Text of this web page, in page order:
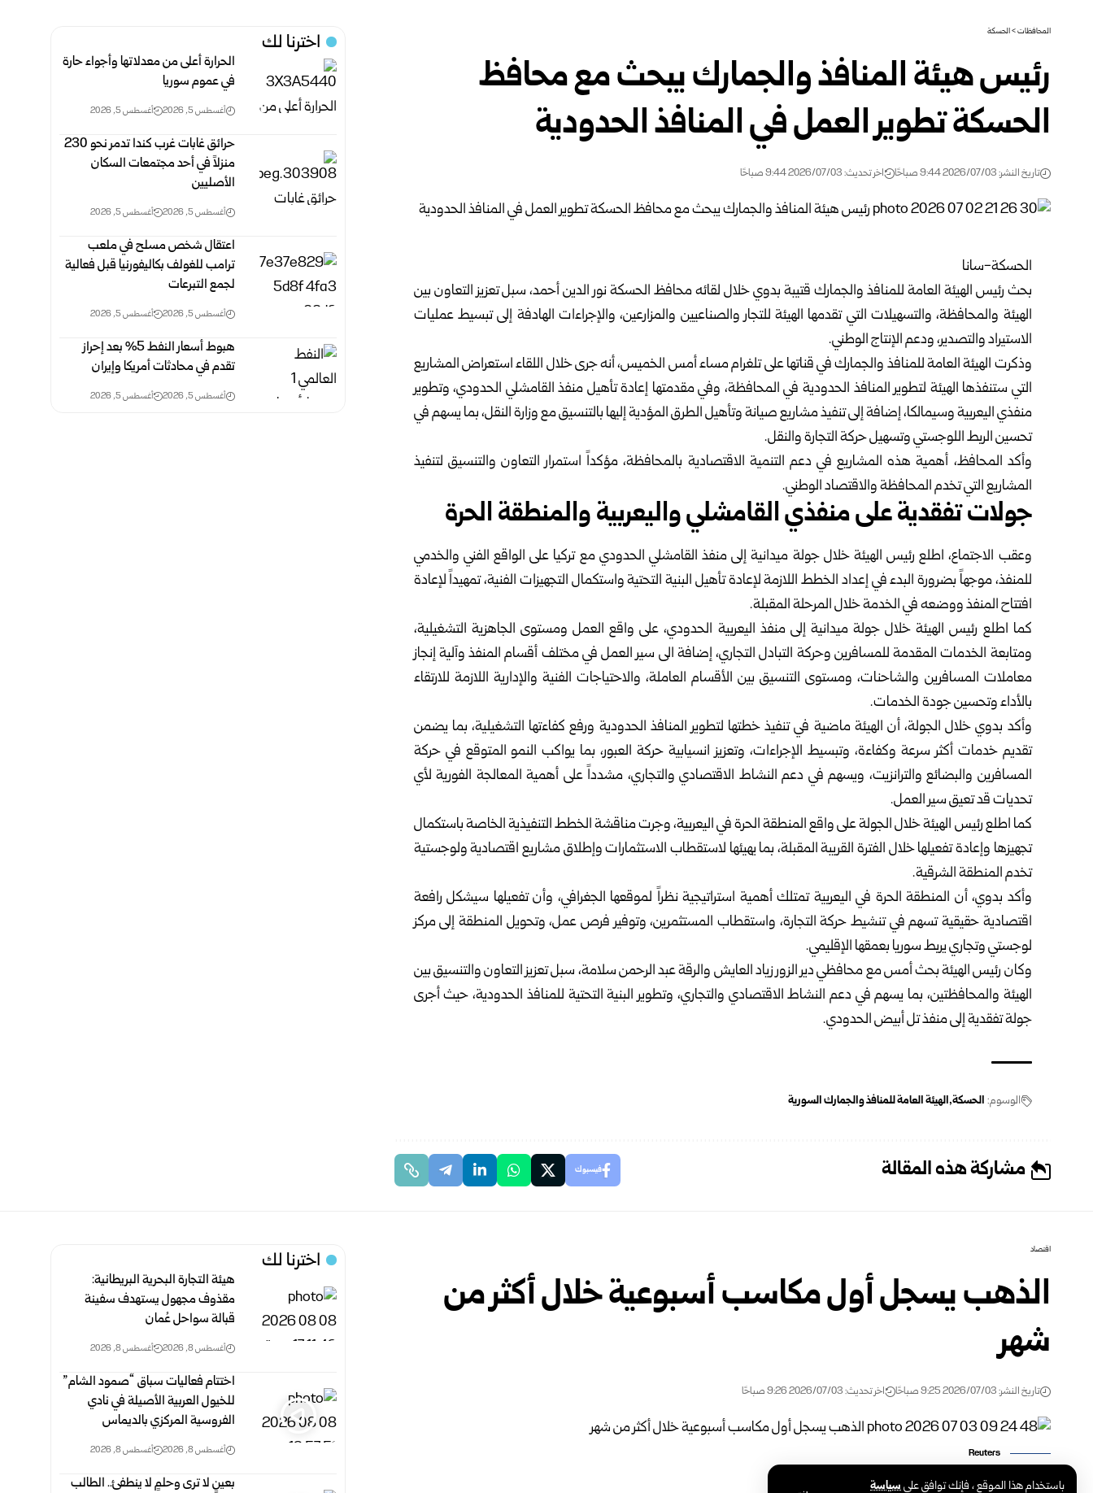
باستخدام هذا الموقع ، فإنك توافق علىسياسة
المحافظات>الحسكة
رئيس هيئة المنافذ والجمارك يبحث مع محافظ
الحسكة تطوير العمل في المنافذ الحدودية
تاريخ النشر: 2026/07/03 9:44 صباحًا اخر تحديث: 2026/07/03 9:44 صباحًا
الحسكة-سانا‏
بحث رئيس الهيئة العامة للمنافذ والجمارك قتيبة بدوي خلال لقائه محافظ الحسكة نور ‌‏الدين أحمد، سبل تعزيز التعاون بين
الهيئة والمحافظة، والتسهيلات التي تقدمها الهيئة ‌‏للتجار والصناعيين والمزارعين، والإجراءات الهادفة إلى تبسيط عمليات
الاستيراد ‌‏والتصدير، ودعم الإنتاج الوطني.‏
وذكرت الهيئة العامة للمنافذ والجمارك في قناتها على تلغرام مساء أمس الخميس، أنه ‌‏جرى خلال اللقاء استعراض المشاريع
التي ستنفذها الهيئة لتطوير المنافذ الحدودية في ‌‏المحافظة، وفي مقدمتها إعادة تأهيل منفذ القامشلي الحدودي، وتطوير
منفذي اليعربية ‌‏وسيمالكا، إضافة إلى تنفيذ مشاريع صيانة وتأهيل الطرق المؤدية إليها بالتنسيق مع ‌‏وزارة النقل، بما يسهم في
تحسين الربط اللوجستي وتسهيل حركة التجارة والنقل.‏
وأكد المحافظ، أهمية هذه المشاريع في دعم التنمية الاقتصادية بالمحافظة، مؤكداً استمرار ‌‏التعاون والتنسيق لتنفيذ
المشاريع التي تخدم المحافظة والاقتصاد الوطني.‏
جولات تفقدية على منفذي القامشلي واليعربية والمنطقة الحرة ‏
وعقب الاجتماع، اطلع رئيس الهيئة خلال جولة ميدانية إلى منفذ القامشلي الحدودي مع ‌‏تركيا على الواقع الفني والخدمي
للمنفذ، موجهاً بضرورة البدء في إعداد الخطط اللازمة ‌‏لإعادة تأهيل البنية التحتية واستكمال التجهيزات الفنية، تمهيداً لإعادة
افتتاح المنفذ ‌‏ووضعه في الخدمة خلال المرحلة المقبلة.‏
كما اطلع رئيس الهيئة خلال جولة ميدانية إلى منفذ اليعربية الحدودي، على واقع العمل ‌‏ومستوى الجاهزية التشغيلية،
ومتابعة الخدمات المقدمة للمسافرين وحركة التبادل ‌‏التجاري، إضافة الى سير العمل في مختلف أقسام المنفذ وآلية إنجاز
معاملات المسافرين ‌‏والشاحنات، ومستوى التنسيق بين الأقسام العاملة، والاحتياجات الفنية والإدارية اللازمة ‌‏للارتقاء
بالأداء وتحسين جودة الخدمات.‏
وأكد بدوي خلال الجولة، أن الهيئة ماضية في تنفيذ خطتها لتطوير المنافذ الحدودية ورفع ‌‏كفاءتها التشغيلية، بما يضمن
تقديم خدمات أكثر سرعة وكفاءة، وتبسيط الإجراءات، ‌‏وتعزيز انسيابية حركة العبور، بما يواكب النمو المتوقع في حركة
المسافرين والبضائع ‌‏والترانزيت، ويسهم في دعم النشاط الاقتصادي والتجاري، مشدداً على أهمية المعالجة ‌‏الفورية لأي
تحديات قد تعيق سير العمل.‏
كما اطلع رئيس الهيئة خلال الجولة على واقع المنطقة الحرة في اليعربية، وجرت مناقشة ‌‏الخطط التنفيذية الخاصة باستكمال
تجهيزها وإعادة تفعيلها خلال الفترة القريبة المقبلة، ‌‏بما يهيئها لاستقطاب الاستثمارات وإطلاق مشاريع اقتصادية ولوجستية
تخدم المنطقة ‌‏الشرقية.‏
وأكد بدوي، أن المنطقة الحرة في اليعربية تمتلك أهمية استراتيجية نظراً لموقعها ‌‏الجغرافي، وأن تفعيلها سيشكل رافعة
اقتصادية حقيقية تسهم في تنشيط حركة التجارة، ‌‏واستقطاب المستثمرين، وتوفير فرص عمل، وتحويل المنطقة إلى مركز
لوجستي ‌‏وتجاري يربط سوريا بعمقها الإقليمي.‏
وكان رئيس الهيئة بحث أمس مع محافظي دير الزور زياد العايش والرقة عبد الرحمن ‌‏سلامة، سبل تعزيز التعاون والتنسيق بين
الهيئة والمحافظتين، بما يسهم في دعم النشاط ‌‏الاقتصادي والتجاري، وتطوير البنية التحتية للمنافذ الحدودية، حيث أجرى
جولة تفقدية ‌‏إلى منفذ تل أبيض الحدودي.‏
الوسوم: الحسكة الهيئة العامة للمنافذ والجمارك السورية
مشاركة هذه المقالة فيسبوك
اخترنا لك
الحرارة أعلى من معدلاتها وأجواء حارة
في عموم سوريا
أغسطس 5, 2026 أغسطس 5, 2026
حرائق غابات غرب كندا تدمر نحو 230
منزلاً في أحد مجتمعات السكان
الأصليين
أغسطس 5, 2026 أغسطس 5, 2026
اعتقال شخص مسلح في ملعب
ترامب للغولف بكاليفورنيا قبل فعالية
لجمع التبرعات
أغسطس 5, 2026 أغسطس 5, 2026
هبوط أسعار النفط 5% بعد إحراز
تقدم في محادثات أمريكا وإيران
أغسطس 5, 2026 أغسطس 5, 2026
اقتصاد
الذهب يسجل أول مكاسب أسبوعية خلال أكثر من
شهر
تاريخ النشر: 2026/07/03 9:25 صباحًا اخر تحديث: 2026/07/03 9:26 صباحًا
Reuters
اخترنا لك
هيئة التجارة البحرية البريطانية:
مقذوف مجهول يستهدف سفينة
قبالة سواحل عُمان
أغسطس 8, 2026 أغسطس 8, 2026
اختتام فعاليات سباق “صمود الشام”
للخيول العربية الأصيلة في نادي
الفروسية المركزي بالديماس
أغسطس 8, 2026 أغسطس 8, 2026
بعينٍ لا ترى وحلمٍ لا ينطفئ.. الطالب